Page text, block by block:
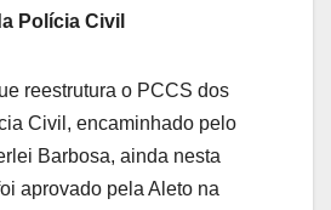
Polícia Civil
reestrutura o PCCS dos
Civil, encaminhado pelo
Barbosa, ainda nesta
aprovado pela Aleto na